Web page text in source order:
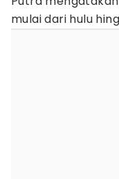
mulai dari hulu